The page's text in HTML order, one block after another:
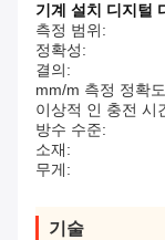
기계 설치 디지털
측정 범위:
정확성:
결의:
mm/m 측정 정확
이상적 인 충전 시
방수 수준:
소재:
무게:
기술